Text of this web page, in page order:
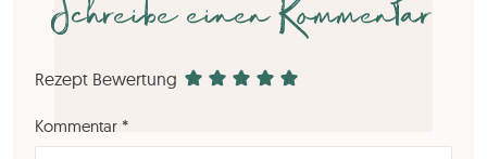
Rezept Bewertung
Kommentar *